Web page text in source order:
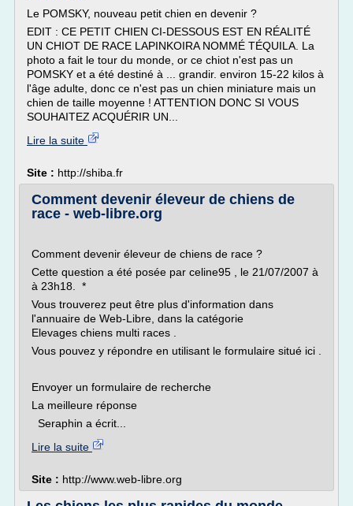
Le POMSKY, nouveau petit chien en devenir ?
EDIT : CE PETIT CHIEN CI-DESSOUS EST EN RÉALITÉ
UN CHIOT DE RACE LAPINKOIRA NOMMÉ TÉQUILA. La
photo a fait le tour du monde, or ce chiot n'est pas un
POMSKY et a été destiné à ... grandir. environ 15-22 kilos à
l'âge adulte, donc ce n'est pas un chien miniature mais un
chien de taille moyenne ! ATTENTION DONC SI VOUS
SOUHAITEZ ACQUÉRIR UN...
Lire la suite
Site : http://shiba.fr
Comment devenir éleveur de chiens de
race - web-libre.org
Comment devenir éleveur de chiens de race ?
Cette question a été posée par celine95 , le 21/07/2007 à
à 23h18. *
Vous trouverez peut être plus d'information dans
l'annuaire de Web-Libre, dans la catégorie
Elevages chiens multi races .
Vous pouvez y répondre en utilisant le formulaire situé ici .
Envoyer un formulaire de recherche
La meilleure réponse
Seraphin a écrit...
Lire la suite
Site : http://www.web-libre.org